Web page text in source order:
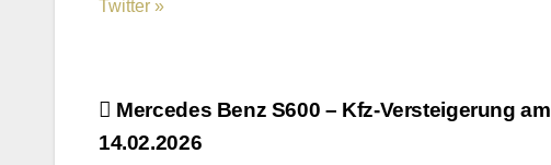
Twitter »
Beitragsnavigation
Mercedes Benz S600 – Kfz-Versteigerung am
14.02.2026